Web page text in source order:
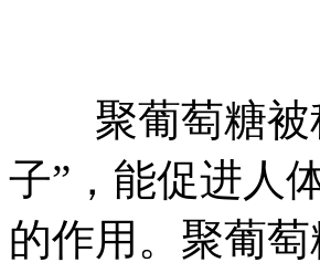
聚葡萄糖被称
子”，能促进人
的作用。聚葡